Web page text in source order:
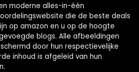
moderne alles-in-één
die de beste deals
op amazon en u op de hoogte
blogs. Alle afbeeldingen
door hun respectievelijke
inhoud is afgeleid van hun